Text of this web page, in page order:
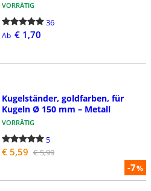
VORRÄTIG
36
Ab € 1,70
-7%
Kugelständer, goldfarben, für
Kugeln Ø 150 mm – Metall
VORRÄTIG
5
€ 5,59 € 5,99